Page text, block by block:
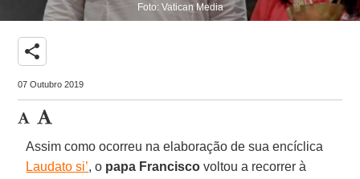
Foto: Vatican Media
share
07 Outubro 2019
Assim como ocorreu na elaboração de sua encíclica
Laudato si’, o papa Francisco voltou a recorrer à